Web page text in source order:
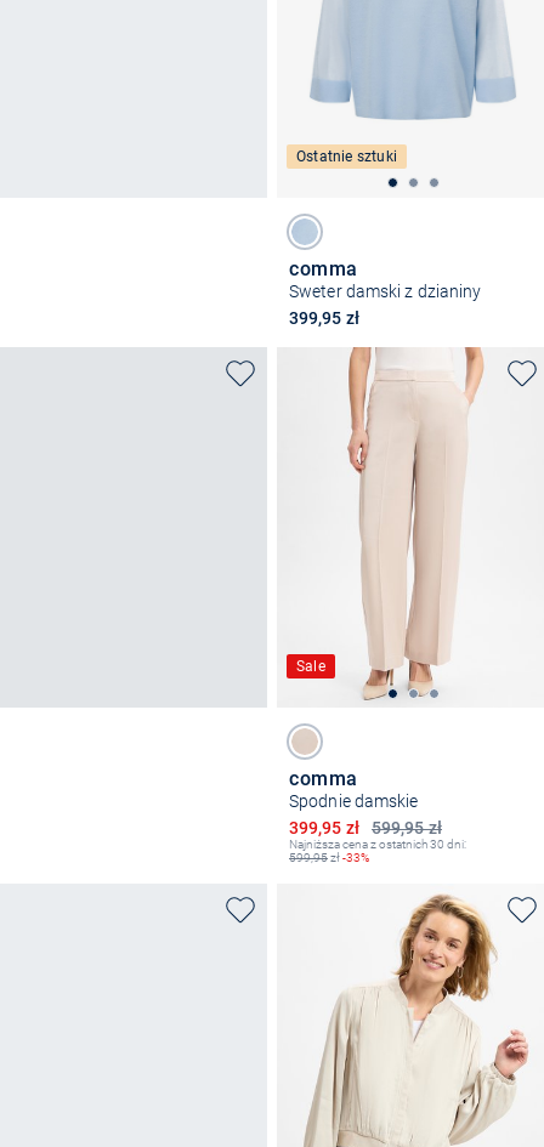
Ostatnie sztuki
comma
Sweter damski z dzianiny
399,95 zł
Sale
comma
Spodnie damskie
599,95 zł
Obniżona cena
399,95 zł
Najniższa cena z ostatnich 30 dni:
599,95zł-33%